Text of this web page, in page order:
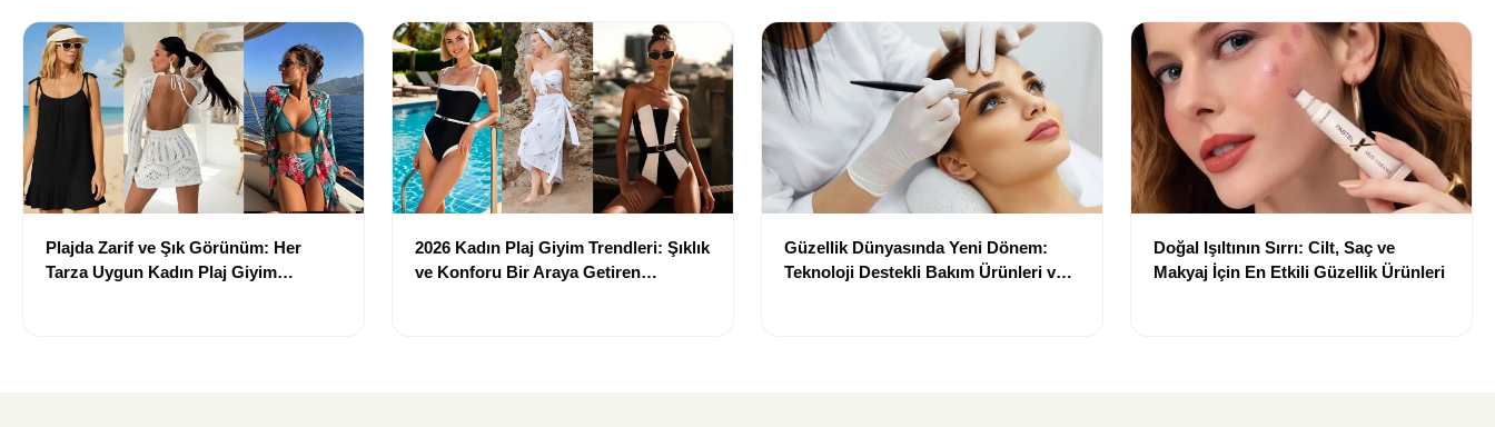
Plajda Zarif ve Şık Görünüm: Her
Tarza Uygun Kadın Plaj Giyim
2026 Kadın Plaj Giyim Trendleri: Şıklık
ve Konforu Bir Araya Getiren
Güzellik Dünyasında Yeni Dönem:
Teknoloji Destekli Bakım Ürünleri ve
Doğal Işıltının Sırrı: Cilt, Saç ve
Makyaj İçin En Etkili Güzellik Ürünleri